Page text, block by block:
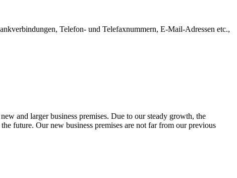
Telefon- und Telefaxnummern, E-Mail-Adressen etc.,
and larger business premises. Due to our steady growth, the
future. Our new business premises are not far from our previous